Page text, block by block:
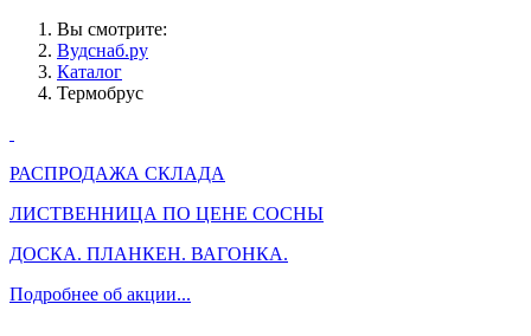
Вы смотрите:
Вудснаб.ру
Каталог
Термобрус
РАСПРОДАЖА СКЛАДА
ЛИСТВЕННИЦА ПО ЦЕНЕ СОСНЫ
ДОСКА. ПЛАНКЕН. ВАГОНКА.
Подробнее об акции...